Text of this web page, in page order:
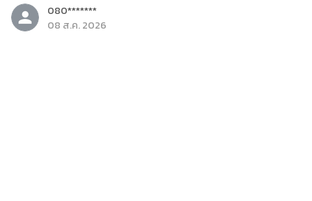
080*******
08 ส.ค. 2026